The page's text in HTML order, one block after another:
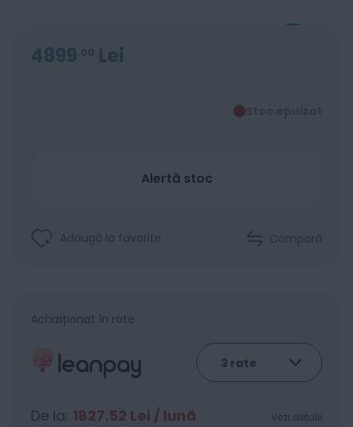
4899 00 Lei
Alertă stoc
Adaugă la favorite Compară
Achiziționat în rate
De la: 1827.52 Lei / lună Vezi detalii